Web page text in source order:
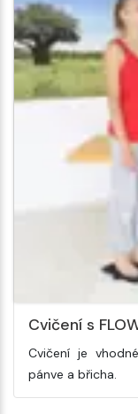
Cvičení s
Cvičení je
pánve a břicha.